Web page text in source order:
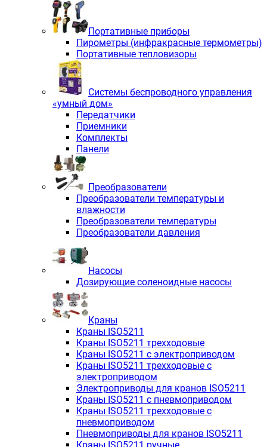
Портативные приборы
Пирометры (инфракрасные термометры)
Портативные тепловизоры
Системы беспроводного управления
«умный дом»
Передатчики
Приемники
Комплекты
Панели
Преобразователи
Преобразователи температуры и
влажности
Преобразователи температуры
Преобразователи давления
Насосы
Дозирующие соленоидные насосы
Краны
Краны ISO5211
Краны ISO5211 трехходовые
Краны ISO5211 с электроприводом
Краны ISO5211 трехходовые с
электроприводом
Электроприводы для кранов ISO5211
Краны ISO5211 с пневмоприводом
Краны ISO5211 трехходовые с
пневмоприводом
Пневмоприводы для кранов ISO5211